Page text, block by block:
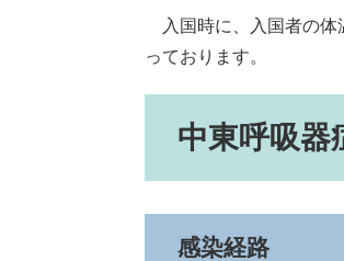
入国時に、入国者の体
っております。
中東呼吸器
感染経路